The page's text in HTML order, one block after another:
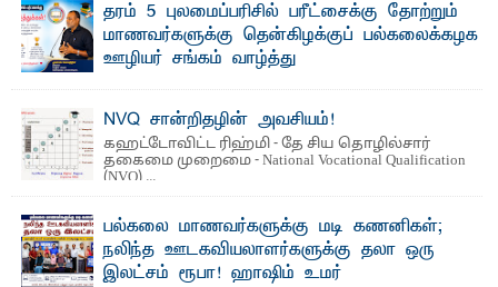
தரம் 5 புலமைப்பரிசில் பரீட்சைக்கு தோற்றும்
மாணவர்களுக்கு தென்கிழக்குப் பல்கலைக்கழக
ஊழியர் சங்கம் வாழ்த்து
NVQ சான்றிதழின் அவசியம்!
கஹட்டோவிட்ட ரிஹ்மி - தே சிய தொழில்சார்
தகைமை முறைமை - National Vocational Qualification
(NVQ) ...
பல்கலை மாணவர்களுக்கு மடி கணனிகள்;
நலிந்த ஊடகவியலாளர்களுக்கு தலா ஒரு
இலட்சம் ரூபா! ஹாஷிம் உமர்